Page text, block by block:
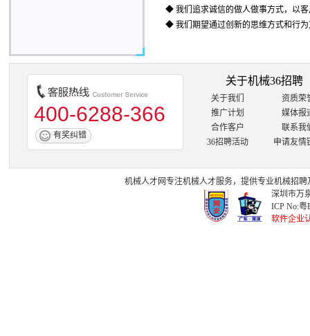
◆ 我们追求诚信的做人做事方式，以
◆ 我们期望通过创新的思维方式和行
400-6288-366
有奖纠错
关于机械36招聘
关于我们
资质荣
推广计划
媒体报
合作客户
联系我
36招聘活动
申请友情
机械人才网专注机械人才服务，提供专业机械招聘
深圳市万
ICP No:粤
软件企业